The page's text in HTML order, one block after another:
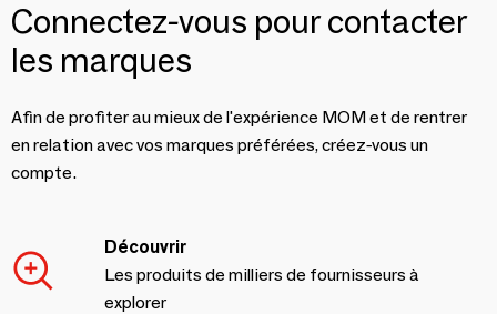
Connectez-vous pour contacter
les marques
Afin de profiter au mieux de l'expérience MOM et de rentrer
en relation avec vos marques préférées, créez-vous un
compte.
Découvrir
Les produits de milliers de fournisseurs à
explorer